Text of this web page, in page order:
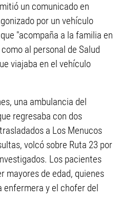
un comunicado en
por un vehículo
"acompaña a la familia en
al personal de Salud
viajaba en el vehículo
una ambulancia del
regresaba con dos
a Los Menucos
volcó sobre Ruta 23 por
Los pacientes
mayores de edad, quienes
enfermera y el chofer del